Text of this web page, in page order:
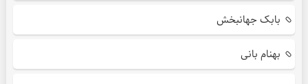
بابک جهانبخش
بهنام بانی